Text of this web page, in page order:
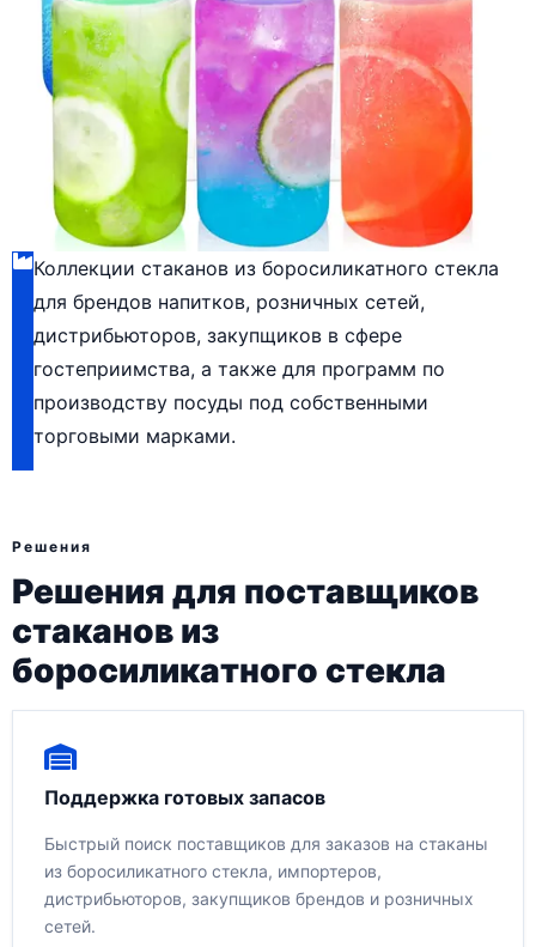
Коллекции стаканов из боросиликатного стекла
для брендов напитков, розничных сетей,
дистрибьюторов, закупщиков в сфере
гостеприимства, а также для программ по
производству посуды под собственными
торговыми марками.
Решения
Решения для поставщиков
стаканов из
боросиликатного стекла
Поддержка готовых запасов
Быстрый поиск поставщиков для заказов на стаканы
из боросиликатного стекла, импортеров,
дистрибьюторов, закупщиков брендов и розничных
сетей.